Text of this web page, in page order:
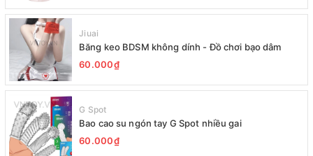
Jiuai
Băng keo BDSM không dính - Đồ chơi bạo dâm
60.000₫
G Spot
Bao cao su ngón tay G Spot nhiều gai
60.000₫